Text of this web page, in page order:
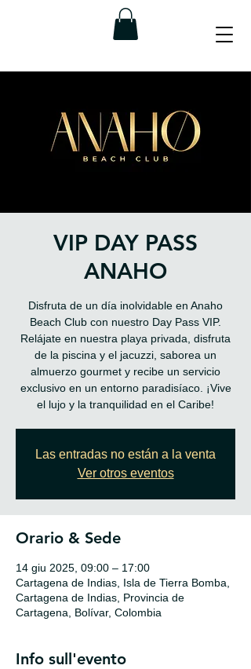
VIP DAY PASS
ANAHO
Disfruta de un día inolvidable en Anaho
Beach Club con nuestro Day Pass VIP.
Relájate en nuestra playa privada, disfruta
de la piscina y el jacuzzi, saborea un
almuerzo gourmet y recibe un servicio
exclusivo en un entorno paradisíaco. ¡Vive
el lujo y la tranquilidad en el Caribe!
Las entradas no están a la venta
Ver otros eventos
Orario & Sede
14 giu 2025, 09:00 – 17:00
Cartagena de Indias, Isla de Tierra Bomba,
Cartagena de Indias, Provincia de
Cartagena, Bolívar, Colombia
Info sull'evento